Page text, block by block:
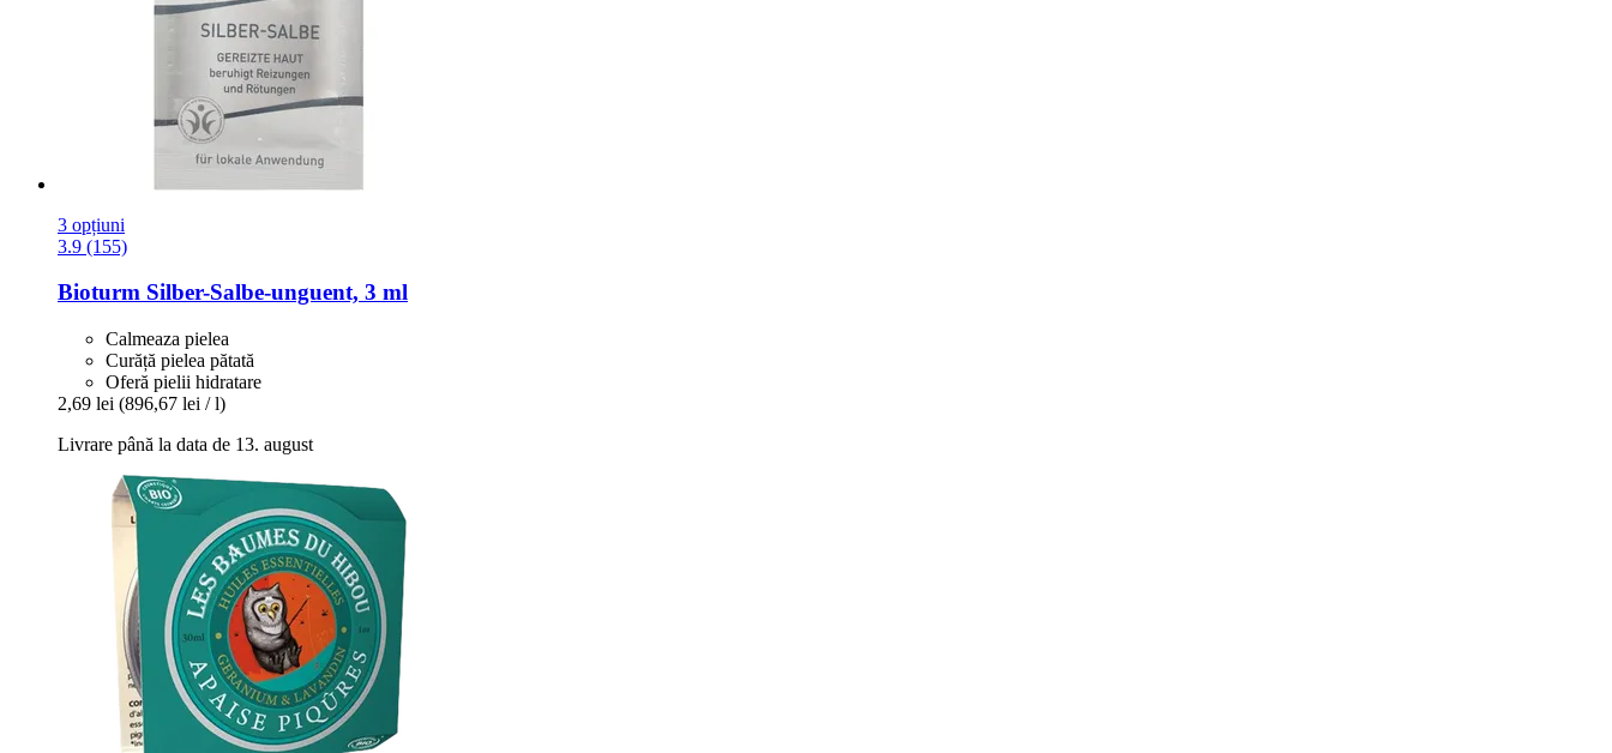
3 opțiuni
3.9 (155)
Bioturm Silber-​Salbe-​unguent, 3 ml
Calmeaza pielea
Curăță pielea pătată
Oferă pielii hidratare
2,69 lei (896,67 lei / l)
Livrare până la data de 13. august